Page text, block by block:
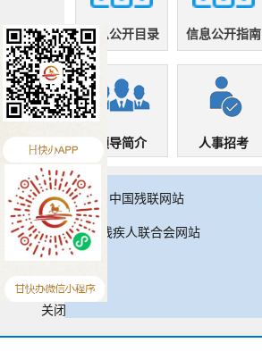
信息公开目录 信息公开指南
领导简介 人事招考
中国残联网站
中国残疾人联合会网站
关闭